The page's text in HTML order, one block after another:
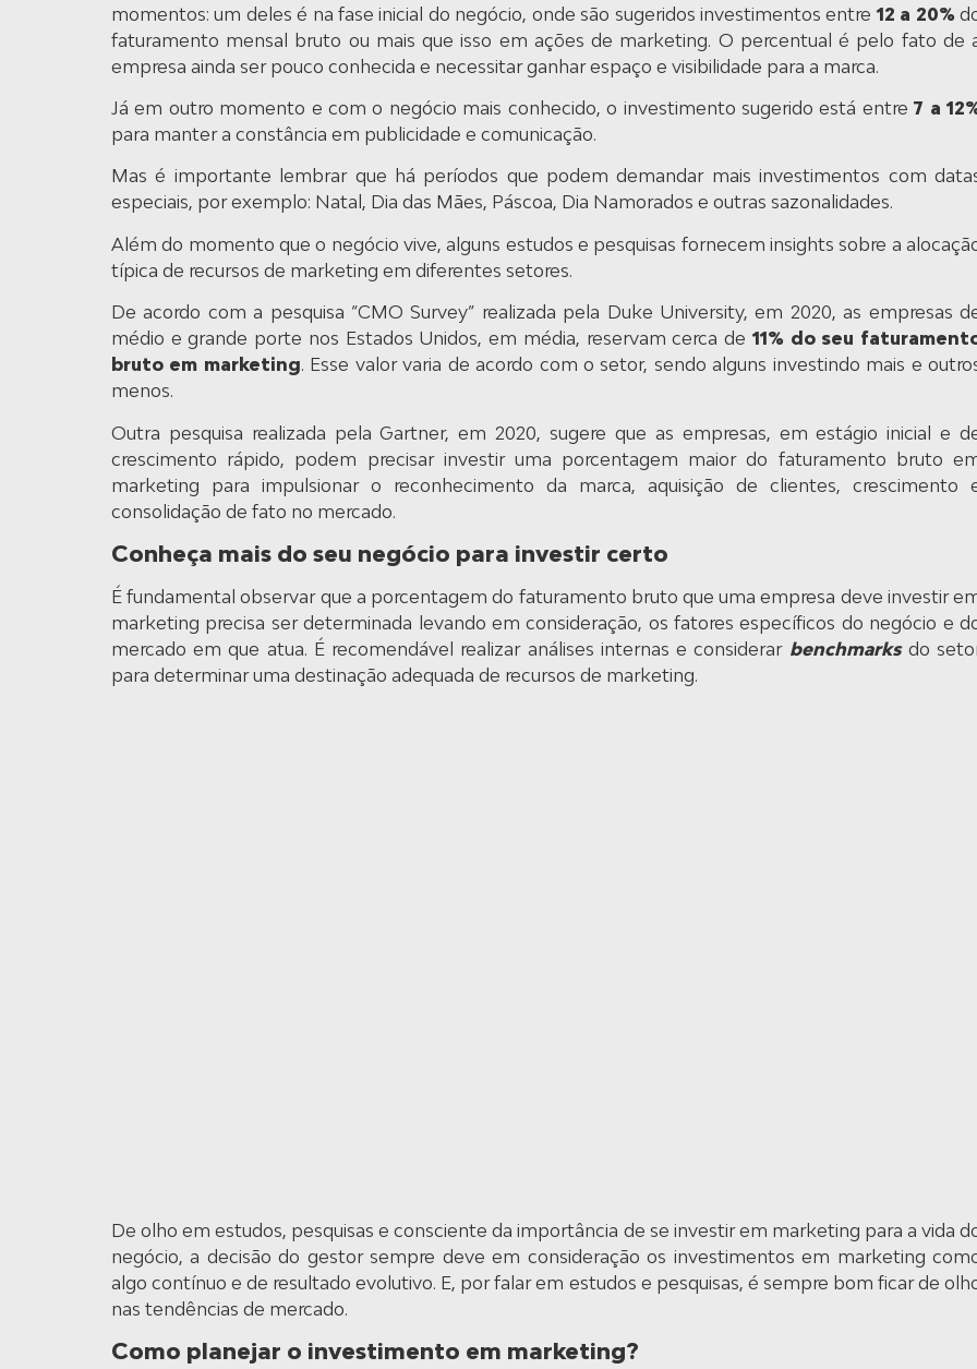
momentos: um deles é na fase inicial do negócio, onde são sugeridos investimentos entre 12 a 20%
faturamento mensal bruto ou mais que isso em ações de marketing. O percentual é pelo fato de
empresa ainda ser pouco conhecida e necessitar ganhar espaço e visibilidade para a marca.
Já em outro momento e com o negócio mais conhecido, o investimento sugerido está entre7 a
para manter a constância em publicidade e comunicação.
Mas é importante lembrar que há períodos que podem demandar mais investimentos com
especiais, por exemplo: Natal, Dia das Mães, Páscoa, Dia Namorados e outras sazonalidades.
Além do momento que o negócio vive, alguns estudos e pesquisas fornecem insights sobre a
típica de recursos de marketing em diferentes setores.
De acordo com a pesquisa “CMO Survey” realizada pela Duke University, em 2020, as empresas
médio e grande porte nos Estados Unidos, em média, reservam cerca de 11% do seu
bruto em marketing. Esse valor varia de acordo com o setor, sendo alguns investindo mais e
menos.
Outra pesquisa realizada pela Gartner, em 2020, sugere que as empresas, em estágio inicial e
crescimento rápido, podem precisar investir uma porcentagem maior do faturamento bruto
marketing para impulsionar o reconhecimento da marca, aquisição de clientes, crescimento
consolidação de fato no mercado.
Conheça mais do seu negócio para investir certo
É fundamental observar que a porcentagem do faturamento bruto que uma empresa deve investir
marketing precisa ser determinada levando em consideração, os fatores específicos do negócio e
mercado em que atua. É recomendável realizar análises internas e considerar benchmarksdo
para determinar uma destinação adequada de recursos de marketing.
De olho em estudos, pesquisas e consciente da importância de se investir em marketing para a vida
negócio, a decisão do gestor sempre deve em consideração os investimentos em marketing
algo contínuo e de resultado evolutivo. E, por falar em estudos e pesquisas, é sempre bom ficar de
nas tendências de mercado.
Como planejar o investimento em marketing?